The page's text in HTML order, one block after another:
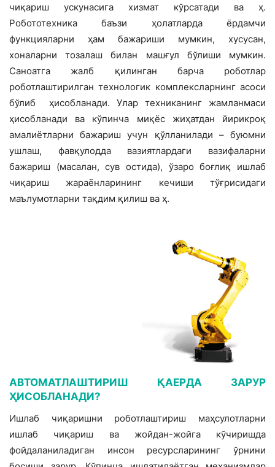
чиқариш ускунасига хизмат кўрсатади ва ҳ.
Робототехника баъзи ҳолатларда ёрдамчи
функцияларни ҳам бажариши мумкин, хусусан,
хоналарни тозалаш билан машғул бўлиши мумкин.
Саноатга жалб қилинган барча роботлар
роботлаштирилган технологик комплексларнинг асоси
бўлиб ҳисобланади. Улар техниканинг жамланмаси
ҳисобланади ва кўпинча миқёс жиҳатдан йирикроқ
амалиётларни бажариш учун қўлланилади – буюмни
ушлаш, фавқулодда вазиятлардаги вазифаларни
бажариш (масалан, сув остида), ўзаро боғлиқ ишлаб
чиқариш жараёнларининг кечиши тўғрисидаги
маълумотларни тақдим қилиш ва ҳ.
АВТОМАТЛАШТИРИШ ҚАЕРДА ЗАРУР
ҲИСОБЛАНАДИ?
Ишлаб чиқаришни роботлаштириш маҳсулотларни
ишлаб чиқариш ва жойдан-жойга кўчиришда
фойдаланиладиган инсон ресурсларининг ўрнини